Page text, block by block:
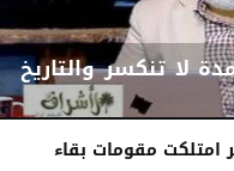
لا تنكسر والتاريخ
مقومات بقاء